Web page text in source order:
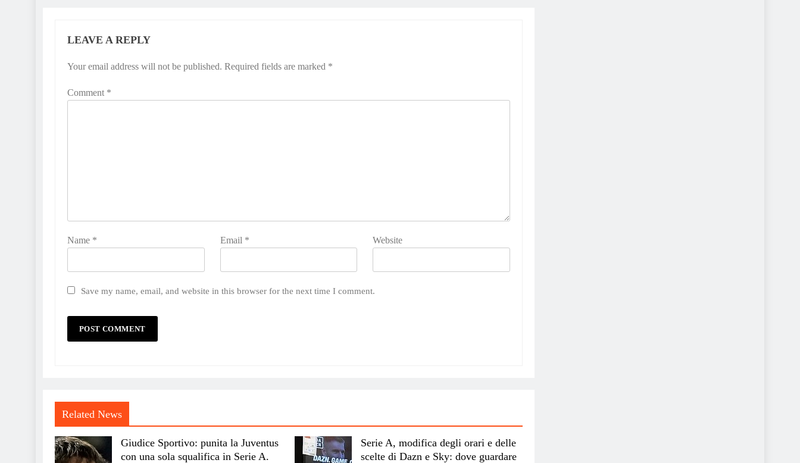
LEAVE A REPLY
Your email address will not be published. Required fields are marked *
Comment *
Name * Email * Website
Save my name, email, and website in this browser for the next time I comment.
Related News
Giudice Sportivo: punita la Juventus
con una sola squalifica in Serie A.
Serie A, modifica degli orari e delle
scelte di Dazn e Sky: dove guardare